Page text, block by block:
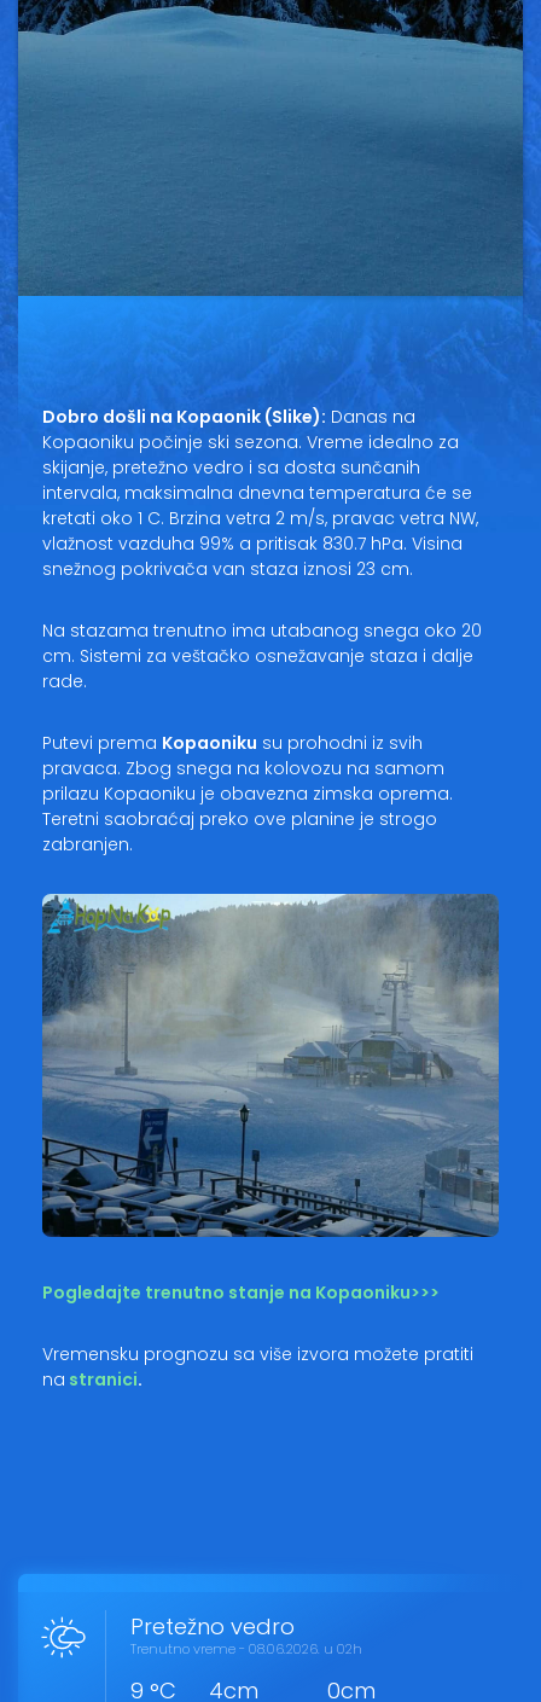
Dobro došli na Kopaonik (Slike): Danas na
Kopaoniku počinje ski sezona. Vreme idealno za
skijanje, pretežno vedro i sa dosta sunčanih
intervala, maksimalna dnevna temperatura će se
kretati oko 1 C. Brzina vetra 2 m/s, pravac vetra NW,
vlažnost vazduha 99% a pritisak 830.7 hPa. Visina
snežnog pokrivača van staza iznosi 23 cm.
Na stazama trenutno ima utabanog snega oko 20
cm. Sistemi za veštačko osnežavanje staza i dalje
rade.
Putevi prema Kopaoniku su prohodni iz svih
pravaca. Zbog snega na kolovozu na samom
prilazu Kopaoniku je obavezna zimska oprema.
Teretni saobraćaj preko ove planine je strogo
zabranjen.
Pogledajte trenutno stanje na Kopaoniku>>>
Vremensku prognozu sa više izvora možete pratiti
na stranici.
Pretežno vedro
Trenutno vreme - 08.06.2026. u 02h
9 °C 4cm 0cm